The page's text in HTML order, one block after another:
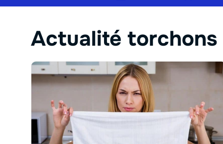
Actualité torchons